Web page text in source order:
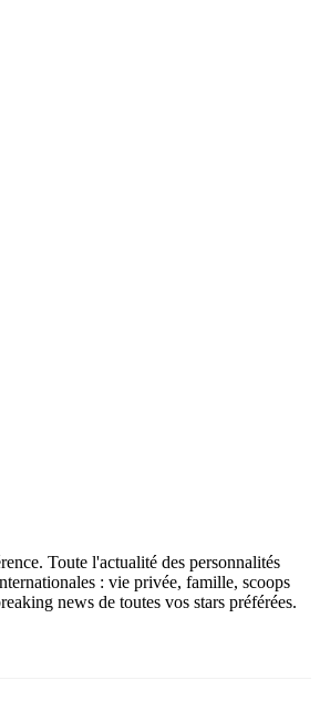
Toute l'actualité des personnalités
: vie privée, famille, scoops
news de toutes vos stars préférées.